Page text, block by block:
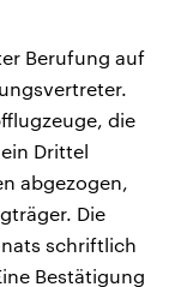
Berufung auf
die
Drittel
abgezogen,
Die
schriftlich
Bestätigung